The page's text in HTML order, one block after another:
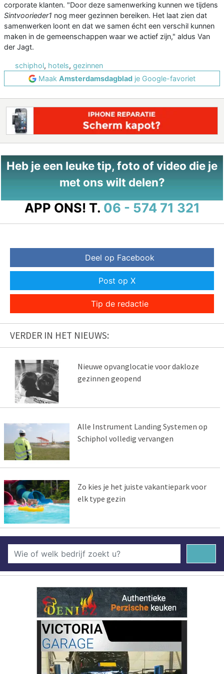
corporate klanten. "Door deze samenwerking kunnen we tijdens
Sintvoorieder1 nog meer gezinnen bereiken. Het laat zien dat
samenwerken loont en dat we samen écht een verschil kunnen
maken in de gemeenschappen waar we actief zijn," aldus Van
der Jagt.
schiphol, hotels, gezinnen
Maak Amsterdamsdagblad je Google-favoriet
Heb je een leuke tip, foto of video die je
met ons wilt delen?
APP ONS! T. 06 - 574 71 321
Deel op Facebook
Post op X
Tip de redactie
VERDER IN HET NIEUWS:
Nieuwe opvanglocatie voor dakloze
gezinnen geopend
Alle Instrument Landing Systemen op
Schiphol volledig vervangen
Zo kies je het juiste vakantiepark voor
elk type gezin